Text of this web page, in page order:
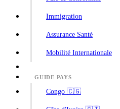
Immigration
Assurance Santé
Mobilité Internationale
GUIDE PAYS
Congo 🇨🇬